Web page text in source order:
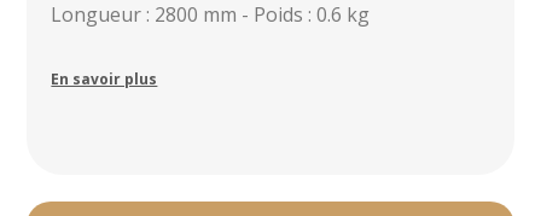
Longueur : 2800 mm - Poids : 0.6 kg
En savoir plus